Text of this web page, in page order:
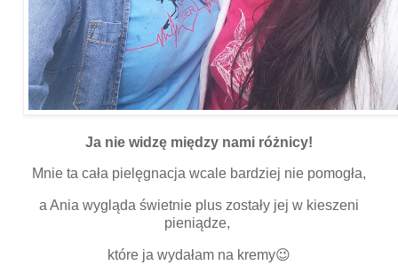
Ja nie widzę między nami różnicy!
Mnie ta cała pielęgnacja wcale bardziej nie pomogła,
a Ania wygląda świetnie plus zostały jej w kieszeni
pieniądze,
które ja wydałam na kremy😉